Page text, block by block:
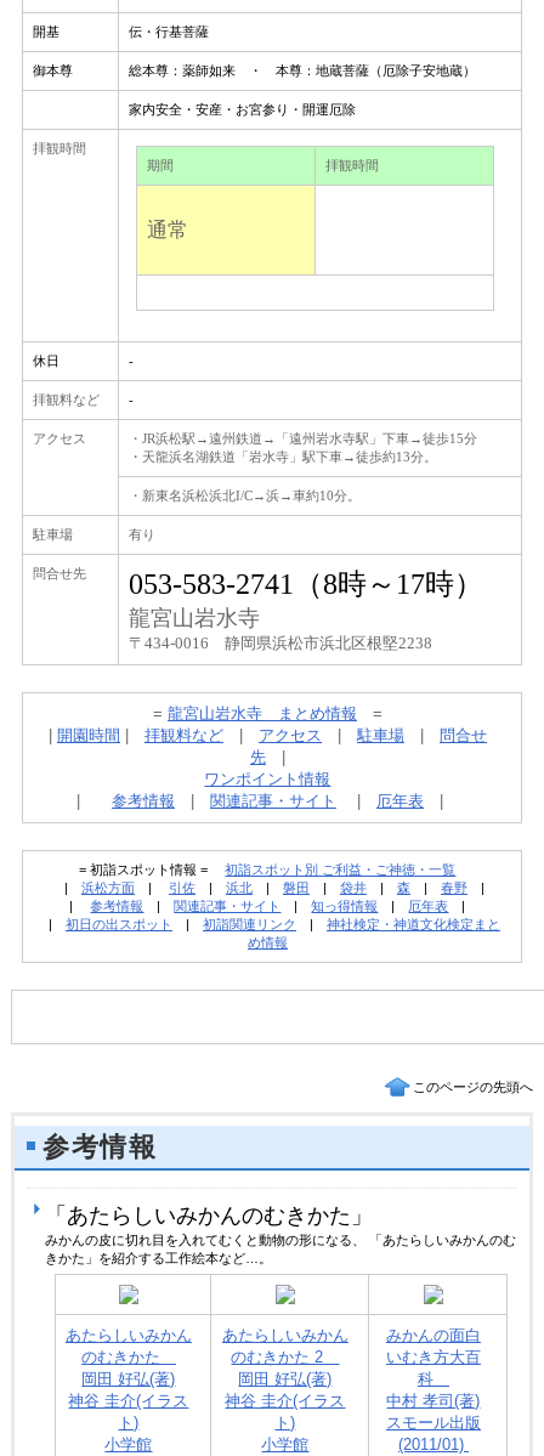
開基 伝・行基菩薩
御本尊 総本尊：薬師如来 ・ 本尊：地蔵菩薩（厄除子安地蔵）
家内安全・安産・お宮参り・開運厄除
拝観時間
期間
拝観時間
通常
休日 -
拝観料など -
アクセス
・JR浜松駅→遠州鉄道→「遠州岩水寺駅」下車→徒歩15分
・天龍浜名湖鉄道「岩水寺」駅下車→徒歩約13分。
・新東名浜松浜北I/C→浜→車約10分。
駐車場 有り
問合せ先 053-583-2741（8時～17時）
龍宮山岩水寺
〒434-0016 静岡県浜松市浜北区根堅2238
= 龍宮山岩水寺 まとめ情報 =
開園時間 拝観料など| アクセス |駐車場| 問合せ
先|
ワンポイント情報
参考情報 関連記事・サイト 厄年表|
= 初詣スポット情報 =初詣スポット別 ご利益・ご神徳・一覧
浜松方面 引佐| 浜北| 磐田 袋井| 森| 春野|
|参考情報 関連記事・サイト |知っ得情報 厄年表
初日の出スポット 初詣関連リンク
神社検定・神道文化検定まと
め情報
このページの先頭へ
参考情報
「あたらしいみかんのむきかた」
みかんの皮に切れ目を入れてむくと動物の形になる、 「あたらしいみかんのむ
きかた」を紹介する工作絵本など…。
あたらしいみかん
のむきかた
岡田 好弘(著)
神谷 圭介(イラス
ト)
小学館
あたらしいみかん
のむきかた 2
岡田 好弘(著)
神谷 圭介(イラス
ト)
小学館
みかんの面白
いむき方大百
科
中村 孝司(著)
スモール出版
(2011/01)